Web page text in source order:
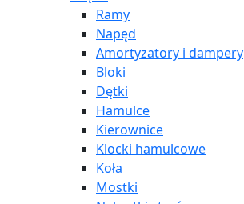
Ramy
Napęd
Amortyzatory i dampery
Bloki
Dętki
Hamulce
Kierownice
Klocki hamulcowe
Koła
Mostki